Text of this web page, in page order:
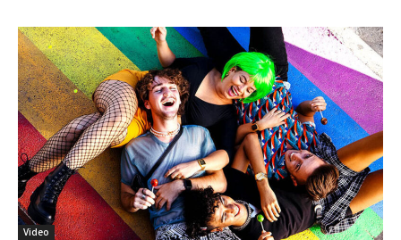
Video